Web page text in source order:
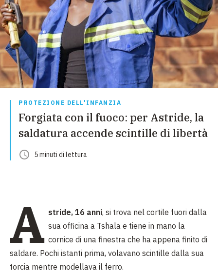
PROTEZIONE DELL'INFANZIA
Forgiata con il fuoco: per Astride, la
saldatura accende scintille di libertà
5minuti di lettura
A stride, 16 anni, si trova nel cortile fuori dalla
sua officina a Tshala e tiene in mano la
cornice di una finestra che ha appena finito di
saldare. Pochi istanti prima, volavano scintille dalla sua
torcia mentre modellava il ferro.